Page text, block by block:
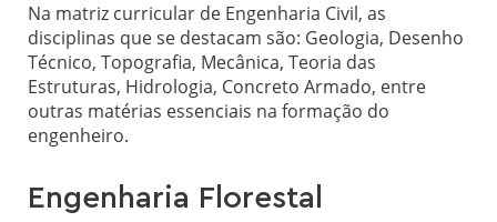
Na matriz curricular de Engenharia Civil, as
disciplinas que se destacam são: Geologia, Desenho
Técnico, Topografia, Mecânica, Teoria das
Estruturas, Hidrologia, Concreto Armado, entre
outras matérias essenciais na formação do
engenheiro.
Engenharia Florestal